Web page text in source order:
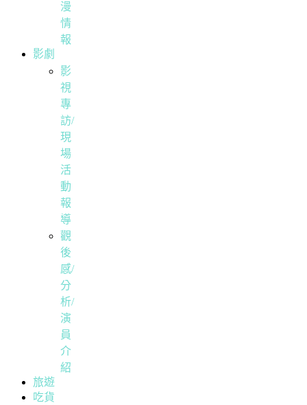
漫
情
報
影劇
影
視
專
訪/
現
場
活
動
報
導
觀
後
感/
分
析/
演
員
介
紹
旅遊
吃貨